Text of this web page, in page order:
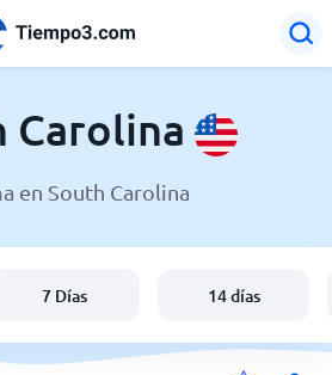
Carolina
en South Carolina
7 Días 14 días